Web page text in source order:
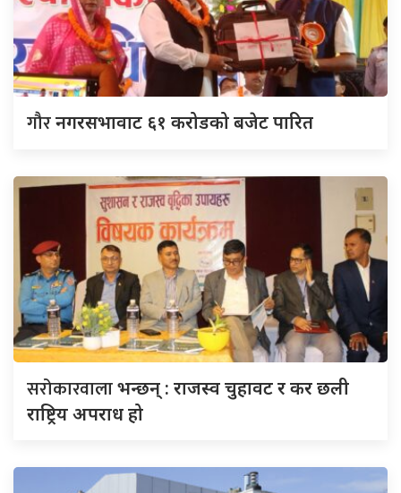
गौरनगरसभावाट ६१ करोडको बजेट पारित
सरोकारवालाभन्छन् : राजस्व चुहावट र कर छली
राष्ट्रिय अपराध हो